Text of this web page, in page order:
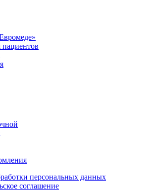
персональных данных
соглашение